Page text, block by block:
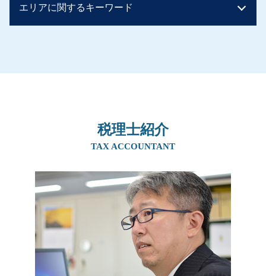
相続税 配偶者控除
相続税 基礎控除 不動産
相続税 基礎控除 額
相続税 非課税 生命保険
生前贈与 孫
生前贈与 非課税 住宅
贈与税 手渡し ばれる
相続時精算課税制度 手続き
生前贈与 子供
贈与税 時効
住宅取得資金贈与 申告
親から 1000万 贈与税
事業承継 マッチング
事業譲渡 従業員
後継者 募集 飲食
事業継承 マッチング 個人
事業承継 後継者募集
事業譲渡 個人
親族内承継 定義
事業承継 親族以外
事業承継 方法
喫茶店 後継者 募集
親族内承継 課題
エリアに関するキーワード
相続 北摂エリア
事業承継 阪神間
相続 阪神間
生前対策 北摂エリア
相続 京都府
相続 大阪府
事業承継 兵庫県
相続 兵庫県
事業承継 奈良県
税理士紹介
TAX ACCOUNTANT